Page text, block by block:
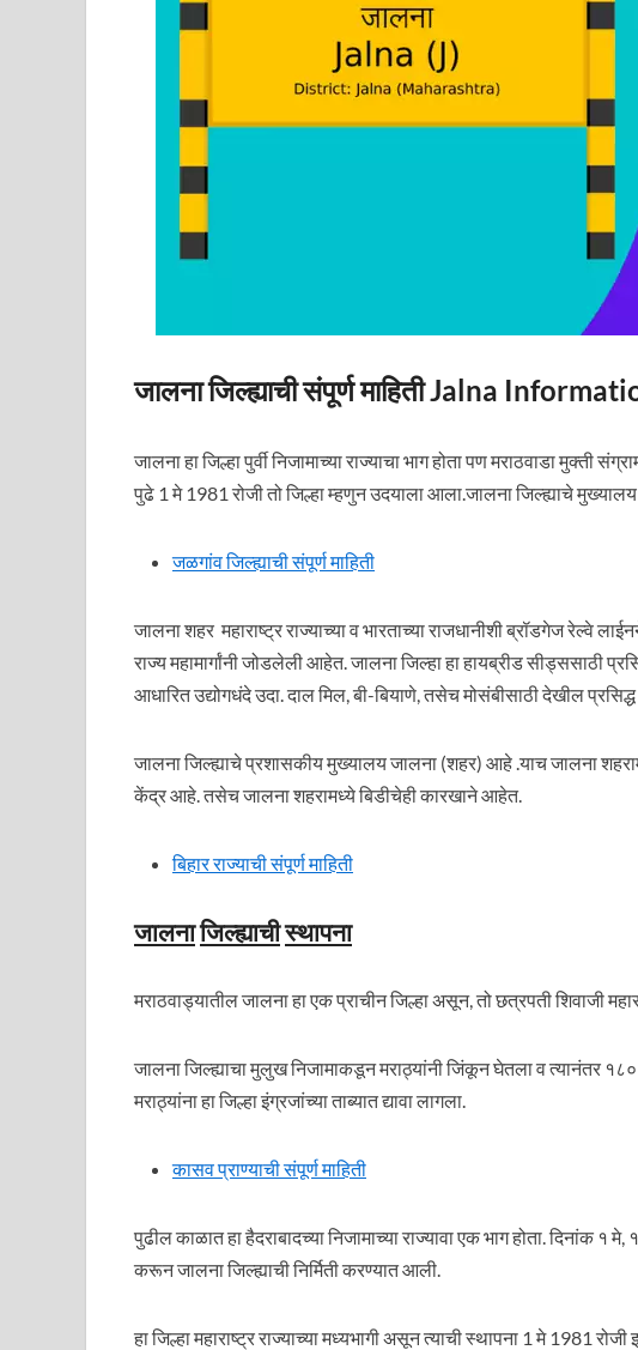
जालना जिल्ह्याची संपूर्ण माहिती Jalna
जालना हा जिल्हा पुर्वी निजामाच्या राज्याचा भाग होता पण मराठवाडा मुक्ती
पुढे 1 मे 1981 रोजी तो जिल्हा म्हणुन उदयाला आला.जालना जिल्‍ह्याचे
जळगांव जिल्ह्याची संपूर्ण माहिती
जालना शहर महाराष्ट्र राज्‍याच्‍या व भारताच्या राजधानीशी ब्रॉडगेज रेल्‍वे
राज्‍य महामार्गांनी जोडलेली आहेत. जालना जिल्‍हा हा हायब्रीड सीड्ससाठी
आधारित उद्योगधंदे उदा. दाल मिल, बी-बियाणे, तसेच मोसंबीसाठी देखील
जालना जिल्ह्याचे प्रशासकीय मुख्यालय जालना (शहर) आहे .याच जालना
केंद्र आहे. तसेच जालना शहरामध्ये बिडीचेही कारखाने आहेत.
बिहार राज्याची संपूर्ण माहिती
जालनाजिल्ह्याचीस्थापना
मराठवाड्यातील जालना हा एक प्राचीन जिल्हा असून, तो छत्रपती शिवाजी
जालना जिल्ह्याचा मुलुख निजामाकडून मराठ्यांनी जिंकून घेतला व त्यानंतर
मराठ्यांना हा जिल्हा इंग्रजांच्या ताब्यात द्यावा लागला.
कासव प्राण्याची संपूर्ण माहिती
पुढील काळात हा हैदराबादच्या निजामाच्या राज्यावा एक भाग होता. दिनांक १
करून जालना जिल्ह्याची निर्मिती करण्यात आली.
हा जिल्हा महाराष्ट्र राज्याच्या मध्यभागी असून त्याची स्थापना 1 मे 1981